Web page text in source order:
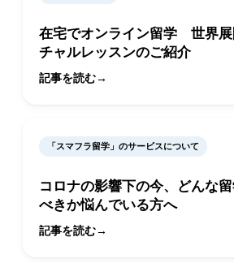
在宅でオンライン留学 世界展
チャルレッスンのご紹介
記事を読む
「スマフラ留学」のサービスについて
コロナの影響下の今、どんな
べきか悩んでいる方へ
記事を読む